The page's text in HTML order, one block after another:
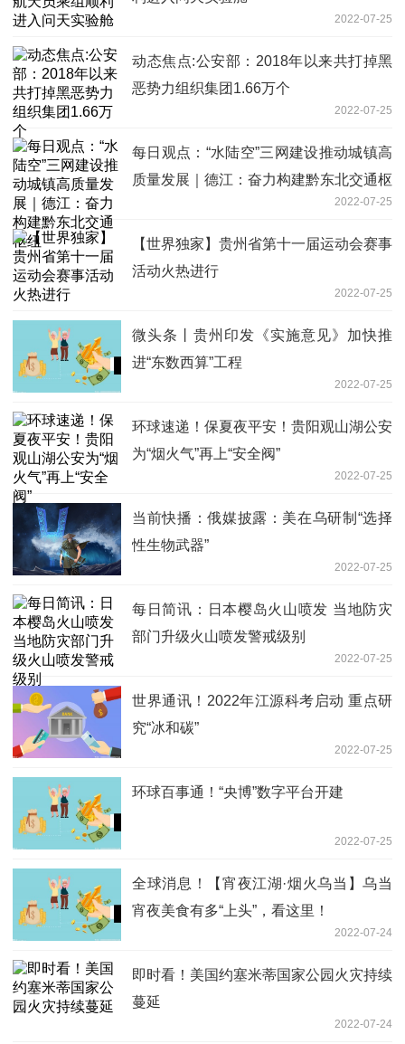
2022-07-25
动态焦点:公安部：2018年以来共打掉黑
恶势力组织集团1.66万个
2022-07-25
每日观点：“水陆空”三网建设推动城镇高
质量发展｜德江：奋力构建黔东北交通枢
2022-07-25
【世界独家】贵州省第十一届运动会赛事
活动火热进行
2022-07-25
微头条丨贵州印发《实施意见》加快推
进“东数西算”工程
2022-07-25
环球速递！保夏夜平安！贵阳观山湖公安
为“烟火气”再上“安全阀”
2022-07-25
当前快播：俄媒披露：美在乌研制“选择
性生物武器”
2022-07-25
每日简讯：日本樱岛火山喷发 当地防灾
部门升级火山喷发警戒级别
2022-07-25
世界通讯！2022年江源科考启动 重点研
究“冰和碳”
2022-07-25
环球百事通！“央博”数字平台开建
2022-07-25
全球消息！【宵夜江湖·烟火乌当】乌当
宵夜美食有多“上头”，看这里！
2022-07-24
即时看！美国约塞米蒂国家公园火灾持续
蔓延
2022-07-24